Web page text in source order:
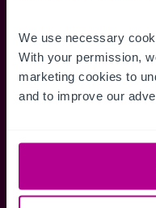
We use necessary
With your permission,
marketing cookies to
and to improve our
Zugriff auf alle
Informationen
Erhalten Sie Zugriff